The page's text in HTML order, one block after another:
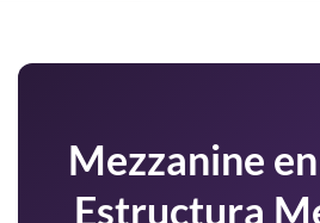
Mezzanine
Estructura